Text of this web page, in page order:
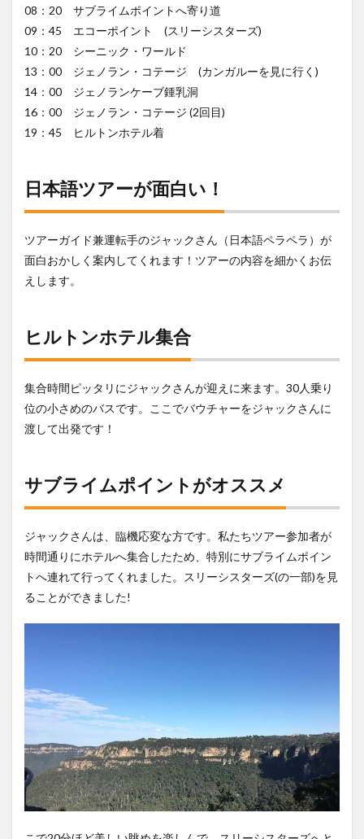
ル集
ライ
ムポ
イン
オス
エコ
ーポ
ト
(ス
リー
シス
7
イン
トに
着き
まし
シー
クワ
ド
ジェ
ノラ
ジェ
ノラ
ンケ
鍾乳
11
ジェ
08：20 サブライムポイントへ寄り道
09：45 エコーポイント (スリーシスターズ)
10：20 シーニック・ワールド
13：00 ジェノラン・コテージ (カンガルーを見に行く)
14：00 ジェノランケーブ鍾乳洞
16：00 ジェノラン・コテージ (2回目)
19：45 ヒルトンホテル着
日本語ツアーが面白い！
ツアーガイド兼運転手のジャックさん（日本語ペラペラ）が
面白おかしく案内してくれます！ツアーの内容を細かくお伝
えします。
ヒルトンホテル集合
集合時間ピッタリにジャックさんが迎えに来ます。30人乗り
位の小さめのバスです。ここでバウチャーをジャックさんに
渡して出発です！
サブライムポイントがオススメ
ジャックさんは、臨機応変な方です。私たちツアー参加者が
時間通りにホテルへ集合したため、特別にサブライムポイン
トへ連れて行ってくれました。スリーシスターズ(の一部)を見
ることができました!